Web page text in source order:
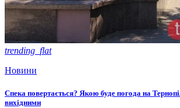
trending_flat
Новини
Спека повертається? Якою буде погода на
вихідними